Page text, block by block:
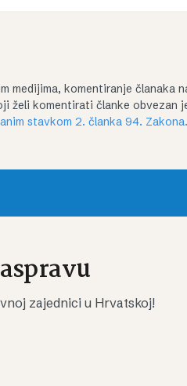
medijima, komentiranje članaka
želi komentirati članke obvezan
stavkom 2. članka 94. Zakona.
zajednici u Hrvatskoj!